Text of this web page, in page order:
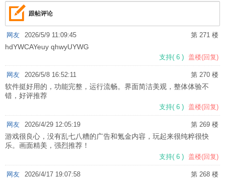
跟帖评论
第 271 楼
网友 2026/5/9 11:09:45
hdYWCAYeuy qhwyUYWG
支持( 6 ) 盖楼(回复)
第 270 楼
网友 2026/5/8 16:52:11
软件挺好用的，功能完整，运行流畅。界面简洁美观，整体体验不
错，好评推荐
支持( 6 ) 盖楼(回复)
第 269 楼
网友 2026/4/29 12:05:19
游戏很良心，没有乱七八糟的广告和氪金内容，玩起来很纯粹很快
乐。画面精美，强烈推荐！
支持( 6 ) 盖楼(回复)
第 268 楼
网友 2026/4/17 19:07:58